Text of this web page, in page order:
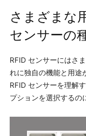
さまざまな
センサーの
RFID センサーにはさ
れに独自の機能と用途
RFID センサーを理解
プションを選択するの